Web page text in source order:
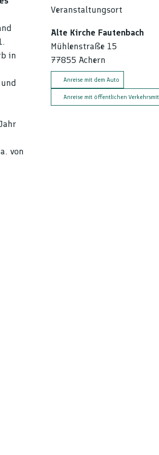
in
von
Veranstaltungsort
Alte Kirche Fautenbach
Mühlenstraße 15
77855 Achern
Anreise mit dem Auto
Anreise mit öffentlichen